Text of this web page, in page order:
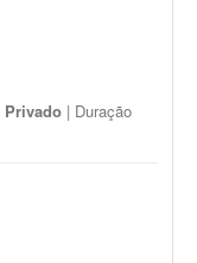
Privado | Duração